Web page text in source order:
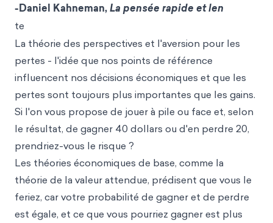
-Daniel Kahneman,La pensée rapide et len
te
La théorie des perspectives et l'aversion pour les
pertes - l'idée que nos points de référence
influencent nos décisions économiques et que les
pertes sont toujours plus importantes que les gains.
Si l'on vous propose de jouer à pile ou face et, selon
le résultat, de gagner 40 dollars ou d'en perdre 20,
prendriez-vous le risque ?
Les théories économiques de base, comme la
théorie de la valeur attendue, prédisent que vous le
feriez, car votre probabilité de gagner et de perdre
est égale, et ce que vous pourriez gagner est plus